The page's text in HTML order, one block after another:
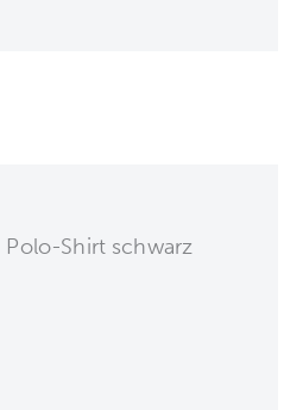
Shirt schwarz